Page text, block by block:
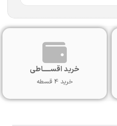
خرید اقســـــاطی
خرید 4 قسطه